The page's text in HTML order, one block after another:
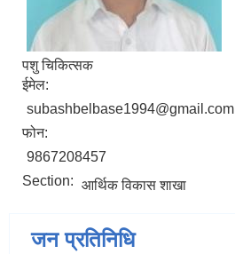
पशु चिकित्सक
ईमेल:
subashbelbase1994@gmail.com
फोन:
9867208457
Section: आर्थिक विकास शाखा
जन प्रतिनिधि